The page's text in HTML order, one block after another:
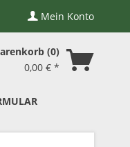
Mein Konto
0
0,00 € *